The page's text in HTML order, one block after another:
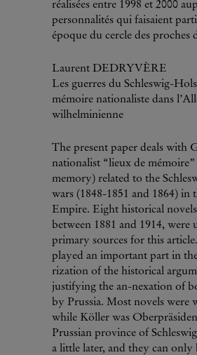
réalisées entre 1998 et 2000
personnalités qui faisaient
époque du cercle des proches
Laurent DEDRYVÈRE
Les guerres du Schleswig-
mémoire nationaliste dans
wilhelminienne
The present paper deals with
nationalist “lieux de mémoire”
memory) related to the
wars (1848-1851 and 1864) in
Empire. Eight historical
between 1881 and 1914, were
primary sources for this
played an important part in
rization of the historical
justifying the an-nexation of
by Prussia. Most novels were
while Köller was
Prussian province of
a little later, and they can only